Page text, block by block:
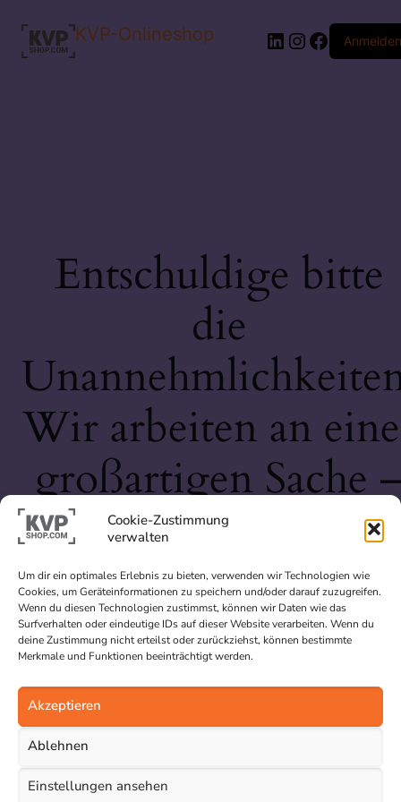
Cookie-Zustimmung
verwalten
Um dir ein optimales Erlebnis zu bieten, verwenden wir Technologien wie
Cookies, um Geräteinformationen zu speichern und/oder darauf zuzugreifen.
Wenn du diesen Technologien zustimmst, können wir Daten wie das
Surfverhalten oder eindeutige IDs auf dieser Website verarbeiten. Wenn du
deine Zustimmung nicht erteilst oder zurückziehst, können bestimmte
Merkmale und Funktionen beeinträchtigt werden.
Akzeptieren
Ablehnen
Einstellungen ansehen
KVP-Onlineshop LinkedIn
Instagram
Anmelden
Entschuldige bitte
die
Wir arbeiten an
großartigen Sache
schau bald wieder
vorbei!